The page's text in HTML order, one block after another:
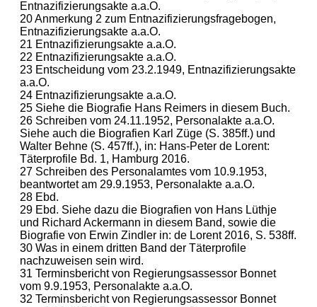
Entnazifizierungsakte a.a.O.
20 Anmerkung 2 zum Entnazifizierungsfragebogen,
Entnazifizierungsakte a.a.O.
21 Entnazifizierungsakte a.a.O.
22 Entnazifizierungsakte a.a.O.
23 Entscheidung vom 23.2.1949, Entnazifizierungsakte
a.a.O.
24 Entnazifizierungsakte a.a.O.
25 Siehe die Biografie Hans Reimers in diesem Buch.
26 Schreiben vom 24.11.1952, Personalakte a.a.O.
Siehe auch die Biografien Karl Züge (S. 385ff.) und
Walter Behne (S. 457ff.), in: Hans-Peter de Lorent:
Täterprofile Bd. 1, Hamburg 2016.
27 Schreiben des Personalamtes vom 10.9.1953,
beantwortet am 29.9.1953, Personalakte a.a.O.
28 Ebd.
29 Ebd. Siehe dazu die Biografien von Hans Lüthje
und Richard Ackermann in diesem Band, sowie die
Biografie von Erwin Zindler in: de Lorent 2016, S. 538ff.
30 Was in einem dritten Band der Täterprofile
nachzuweisen sein wird.
31 Terminsbericht von Regierungsassessor Bonnet
vom 9.9.1953, Personalakte a.a.O.
32 Terminsbericht von Regierungsassessor Bonnet